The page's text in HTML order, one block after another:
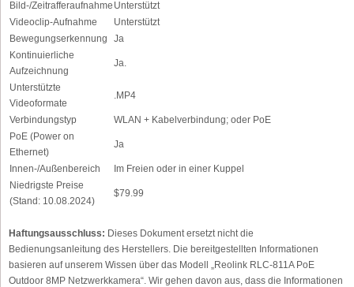
Bild-/Zeitrafferaufnahme Unterstützt
Videoclip-Aufnahme
Unterstützt
Bewegungserkennung
Ja
Kontinuierliche
Aufzeichnung
Ja.
Unterstützte
Videoformate
.MP4
Verbindungstyp
WLAN + Kabelverbindung; oder PoE
PoE (Power on
Ethernet)
Ja
Innen-/Außenbereich
Im Freien oder in einer Kuppel
Niedrigste Preise
(Stand: 10.08.2024)
$79.99
Haftungsausschluss: Dieses Dokument ersetzt nicht die
Bedienungsanleitung des Herstellers. Die bereitgestellten Informationen
basieren auf unserem Wissen über das Modell „Reolink RLC-811A PoE
Outdoor 8MP Netzwerkkamera“. Wir gehen davon aus, dass die Informationen